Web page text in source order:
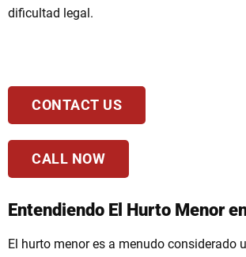
dificultad legal.
CONTACT US
CALL NOW
Entendiendo El Hurto Menor
El hurto menor es a menudo considerado